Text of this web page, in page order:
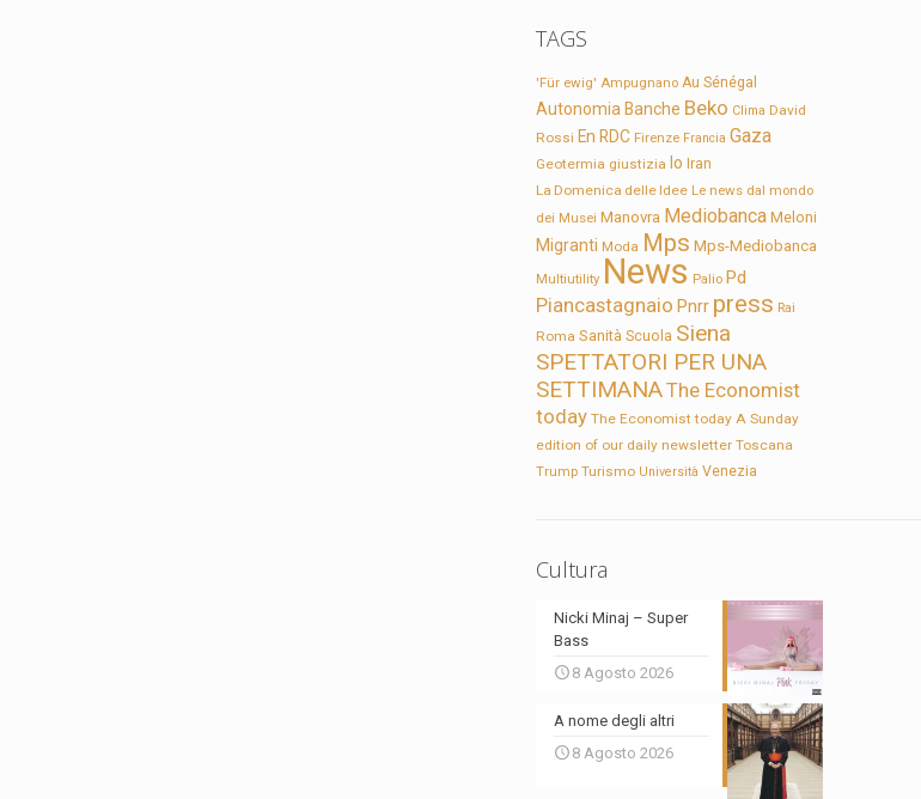
TAGS
'Für ewig' Ampugnano Au Sénégal
Autonomia Banche Beko Clima David
Rossi En RDC Firenze Francia Gaza
Geotermia giustizia Io Iran
La Domenica delle Idee Le news dal mondo
dei Musei Manovra Mediobanca Meloni
Migranti Moda Mps Mps-Mediobanca
Multiutility News Palio Pd
Piancastagnaio Pnrr press Rai
Roma Sanità Scuola Siena
SPETTATORI PER UNA
SETTIMANAThe Economist
today The Economist today A Sunday
edition of our daily newsletter Toscana
Trump Turismo Università Venezia
Cultura
Nicki Minaj – Super
Bass
8 Agosto 2026
A nome degli altri
8 Agosto 2026